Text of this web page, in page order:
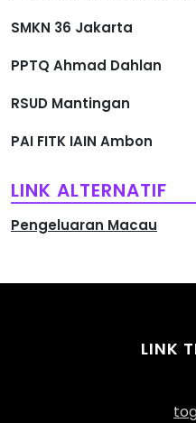
SMKN 36 Jakarta
PPTQ Ahmad Dahlan
RSUD Mantingan
PAI FITK IAIN Ambon
LINK ALTERNATIF
Pengeluaran Macau
LINK